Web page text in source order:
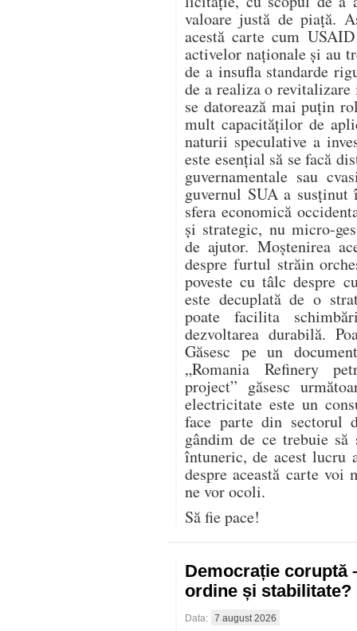
valoare justă de piață.
acestă carte cum
activelor naționale și au
de a insufla standarde
de a realiza o
se datorează mai puțin
mult capacităților de
naturii speculative a
este esențial să se facă
guvernamentale sau
guvernul SUA a susținut
sfera economică
și strategic, nu micro-
de ajutor. Moștenirea
despre furtul străin
poveste cu tâlc despre
este decuplată de o
poate facilita
dezvoltarea durabilă.
Găsesc pe un
„Romania Refinery
project” găsesc
electricitate este un
face parte din sectorul
gândim de ce trebuie
întuneric, de acest lucru
despre această carte voi
ne vor ocoli.
Să fie pace!
Democrație coruptă
ordine și stabilitate?
Data: 7 august 2026